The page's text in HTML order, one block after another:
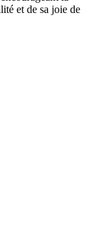
et de sa joie de